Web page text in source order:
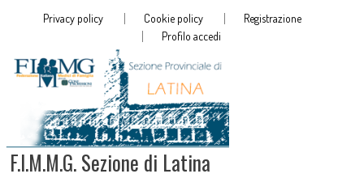
Privacy policy Cookie policy
Registrazione
Profilo accedi
F.I.M.M.G. Sezione di Latina